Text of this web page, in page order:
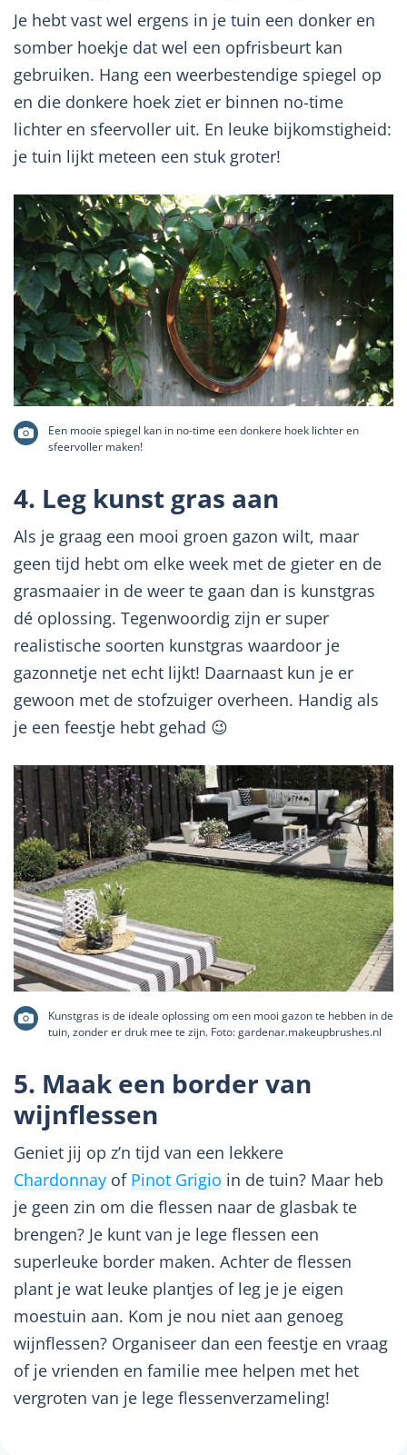
Je hebt vast wel ergens in je tuin een donker en
somber hoekje dat wel een opfrisbeurt kan
gebruiken. Hang een weerbestendige spiegel op
en die donkere hoek ziet er binnen no-time
lichter en sfeervoller uit. En leuke bijkomstigheid:
je tuin lijkt meteen een stuk groter!
Een mooie spiegel kan in no-time een donkere hoek lichter en
sfeervoller maken!
4. Leg kunst gras aan
Als je graag een mooi groen gazon wilt, maar
geen tijd hebt om elke week met de gieter en de
grasmaaier in de weer te gaan dan is kunstgras
dé oplossing. Tegenwoordig zijn er super
realistische soorten kunstgras waardoor je
gazonnetje net echt lijkt! Daarnaast kun je er
gewoon met de stofzuiger overheen. Handig als
je een feestje hebt gehad 😉
Kunstgras is de ideale oplossing om een mooi gazon te hebben in de
tuin, zonder er druk mee te zijn. Foto: gardenar.makeupbrushes.nl
5. Maak een border van
wijnflessen
Geniet jij op z’n tijd van een lekkere
Chardonnay ofPinot Grigio in de tuin? Maar heb
je geen zin om die flessen naar de glasbak te
brengen? Je kunt van je lege flessen een
superleuke border maken. Achter de flessen
plant je wat leuke plantjes of leg je je eigen
moestuin aan. Kom je nou niet aan genoeg
wijnflessen? Organiseer dan een feestje en vraag
of je vrienden en familie mee helpen met het
vergroten van je lege flessenverzameling!